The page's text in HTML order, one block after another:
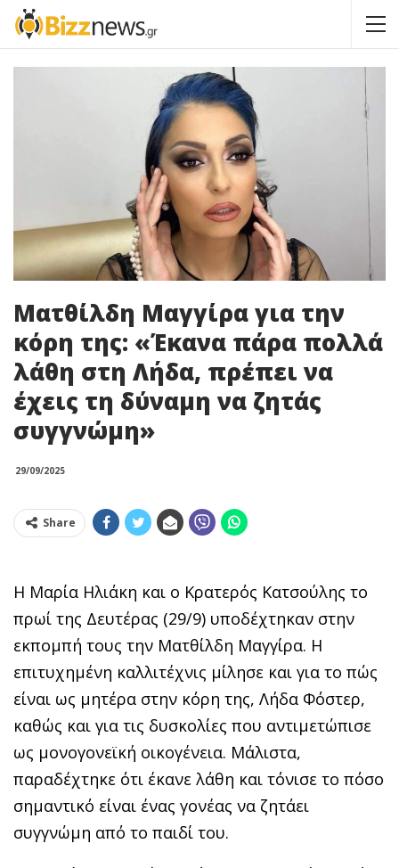
Ματθίλδη Μαγγίρα για την
κόρη της: «Έκανα πάρα πολλά
λάθη στη Λήδα, πρέπει να
έχεις τη δύναμη να ζητάς
συγγνώμη»
29/09/2025
Share
Η Μαρία Ηλιάκη και ο Κρατερός Κατσούλης το
πρωί της Δευτέρας (29/9) υποδέχτηκαν στην
εκπομπή τους την Ματθίλδη Μαγγίρα. Η
επιτυχημένη καλλιτέχνις μίλησε και για το πώς
είναι ως μητέρα στην κόρη της, Λήδα Φόστερ,
καθώς και για τις δυσκολίες που αντιμετώπισε
ως μονογονεϊκή οικογένεια. Μάλιστα,
παραδέχτηκε ότι έκανε λάθη και τόνισε το πόσο
σημαντικό είναι ένας γονέας να ζητάει
συγγνώμη από το παιδί του.